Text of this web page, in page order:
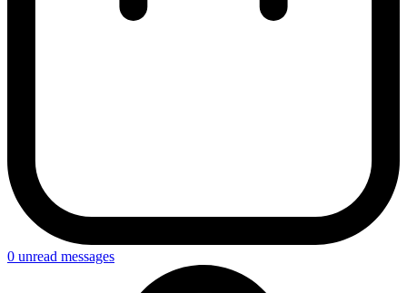
0 unread messages